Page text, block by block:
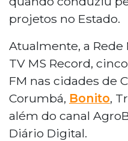
projetos no Estado.
Atualmente, a Rede
TV MS Record,
FM nas cidades de
Corumbá, Bonito,
além do canal
Diário Digital.